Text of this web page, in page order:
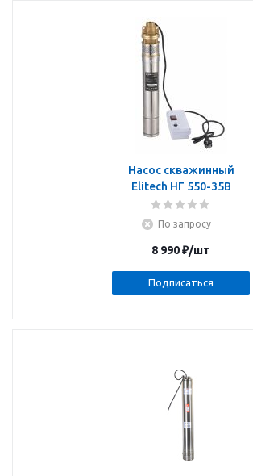
Насос скважинный
Elitech НГ 550-35В
По запросу
8 990₽/шт
Подписаться